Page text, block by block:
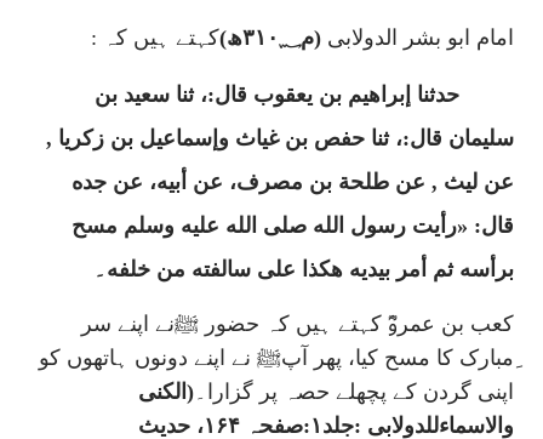
امام ابو بشر الدولابی (م۳۱۰؁ھ) کہتے ہیں کہ :
حدثنا إبراهيم بن يعقوب قال:، ثنا سعيد بن
سليمان قال:، ثنا حفص بن غياث وإسماعيل بن زكريا ,
عن ليث , عن طلحة بن مصرف، عن أبيه، عن جده
قال: «رأيت رسول الله صلى الله عليه وسلم مسح
برأسه ثم أمر بيديه هكذا على سالفته من خلفه۔
کعب بن عمروؓ کہتے ہیں کہ حضور ﷺنے اپنے سر
ِمبارک کا مسح کیا، پھر آپﷺ نے اپنے دونوں ہاتھوں کو
اپنی گردن کے پچھلے حصہ پر گزارا۔(الکنی
والاسماءللدولابی :جلد۱:صفحہ ۱۶۴، حدیث